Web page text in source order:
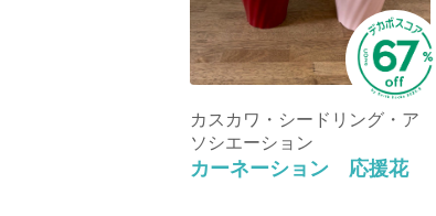
カスカワ・シードリング・ア
ソシエーション
カーネーション 応援花